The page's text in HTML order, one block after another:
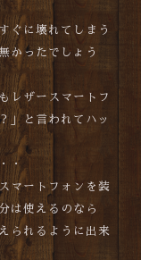
ぐに壊れてしまう
かったでしょう
レザースマートフ
」と言われてハッ
・
マートフォンを装
は使えるのなら
られるように出来